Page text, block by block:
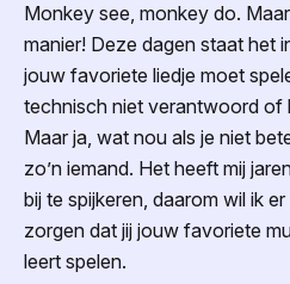
Monkey see, monkey do.
manier! Deze dagen staat het
jouw favoriete liedje moet
technisch niet verantwoord of
Maar ja, wat nou als je niet
zo’n iemand. Het heeft mij
bij te spijkeren, daarom wil ik
zorgen dat jij jouw favoriete
leert spelen.